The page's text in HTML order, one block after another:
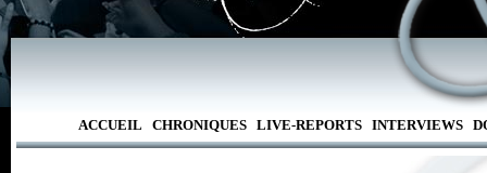
ACCUEIL CHRONIQUES LIVE-REPORTS INTERVIEWS